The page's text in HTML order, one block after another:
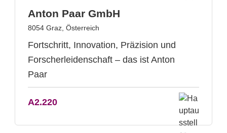
Anton Paar GmbH
8054 Graz, Österreich
Fortschritt, Innovation, Präzision und
Forscherleidenschaft – das ist Anton
Paar
A2.220